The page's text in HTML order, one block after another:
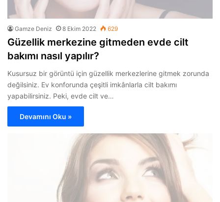
Gamze Deniz 8 Ekim 2022 629
Güzellik merkezine gitmeden evde cilt
bakımı nasıl yapılır?
Kusursuz bir görüntü için güzellik merkezlerine gitmek zorunda
değilsiniz. Ev konforunda çeşitli imkânlarla cilt bakımı
yapabilirsiniz. Peki, evde cilt ve…
Devamını Oku »